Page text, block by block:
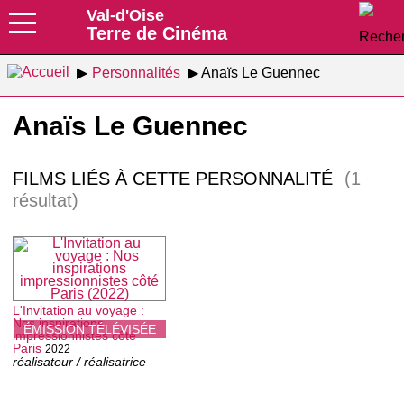
Val-d'Oise
Terre de Cinéma
Personnalités Anaïs Le Guennec
Anaïs Le Guennec
FILMS LIÉS À CETTE PERSONNALITÉ
(1
résultat)
ÉMISSION TÉLÉVISÉE
L'Invitation au voyage :
Nos inspirations
impressionnistes côté
Paris 2022
réalisateur / réalisatrice